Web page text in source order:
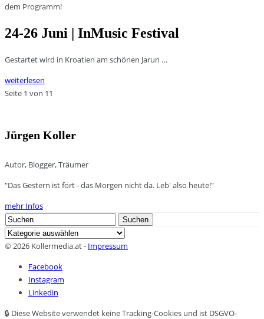
dem Programm!
24-26 Juni | InMusic Festival
Gestartet wird in Kroatien am schönen Jarun …
weiterlesen
Seite 1 von 11
Jürgen Koller
Autor, Blogger, Träumer
"Das Gestern ist fort - das Morgen nicht da. Leb' also heute!"
mehr Infos
Search
for:
Suchen
Kategorien
© 2026 Kollermedia.at - Impressum
Facebook
Instagram
Linkedin
🔒 Diese Website verwendet keine Tracking-Cookies und ist DSGVO-